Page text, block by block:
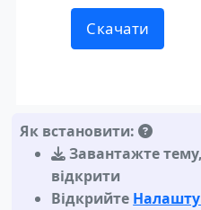
Скачати
Як встановити:
Завантажте тему
відкрити
Відкрийте